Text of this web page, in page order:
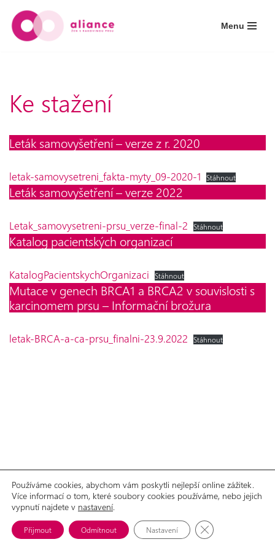
Přeskočit
Menu
Ke stažení
Leták samovyšetření – verze z r. 2020
letak-samovysetreni_fakta-myty_09-2020-1 Stáhnout
Leták samovyšetření – verze 2022
Letak_samovysetreni-prsu_verze-final-2 Stáhnout
Katalog pacientských organizací
KatalogPacientskychOrganizaci Stáhnout
Mutace v genech BRCA1 a BRCA2 v souvislosti s
karcinomem prsu – Informační brožura
letak-BRCA-a-ca-prsu_finalni-23.9.2022 Stáhnout
© 2026 Aliance žen s rakovinou prsu, o.p.s.
GDPR
Prohlášení o přístupnosti
Možnosti spolupráce
Používáme cookies, abychom vám poskytli nejlepší online zážitek.
Více informací o tom, které soubory cookies používáme, nebo jejich
vypnutí najdete v nastavení.
Přijmout Odmítnout Nastavení Zavřít cookie lištu